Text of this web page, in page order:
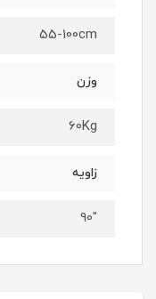
55-100cm
وزن
60Kg
زاویه
"90